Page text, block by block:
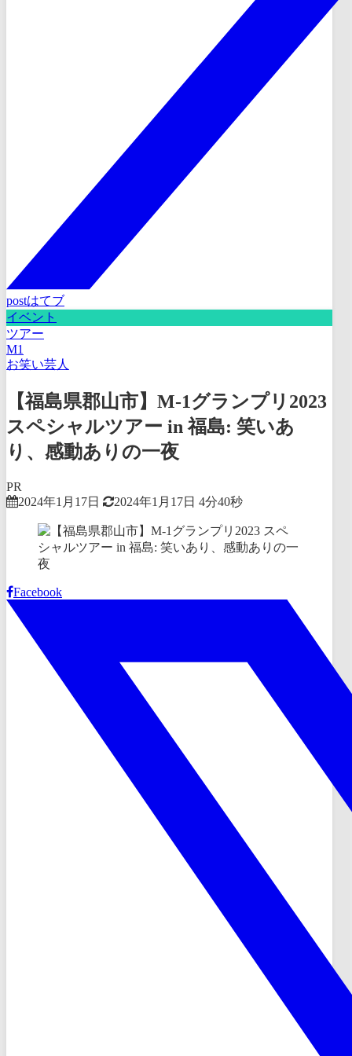
postはてブ
イベント
ツアー
M1
お笑い芸人
【福島県郡山市】M-1グランプリ2023
スペシャルツアー in 福島: 笑いあ
り、感動ありの一夜
PR
2024年1月17日
2024年1月17日 4分40秒
Facebook